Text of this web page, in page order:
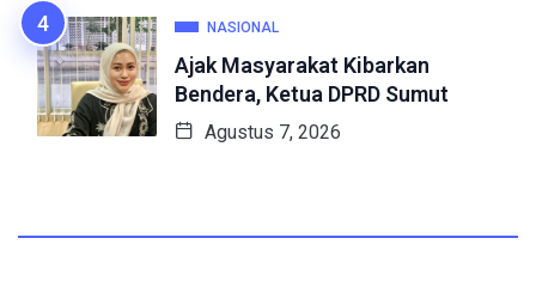
NASIONAL
Ajak Masyarakat Kibarkan
Bendera, Ketua DPRD Sumut
Agustus 7, 2026